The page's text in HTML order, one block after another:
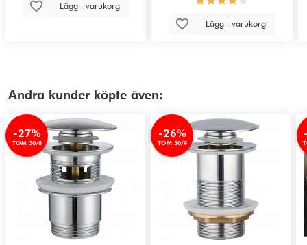
Lägg i varukorg
Lägg i varukorg
Andra kunder köpte även:
-27%
TOM 30/8
-26%
TOM 30/9